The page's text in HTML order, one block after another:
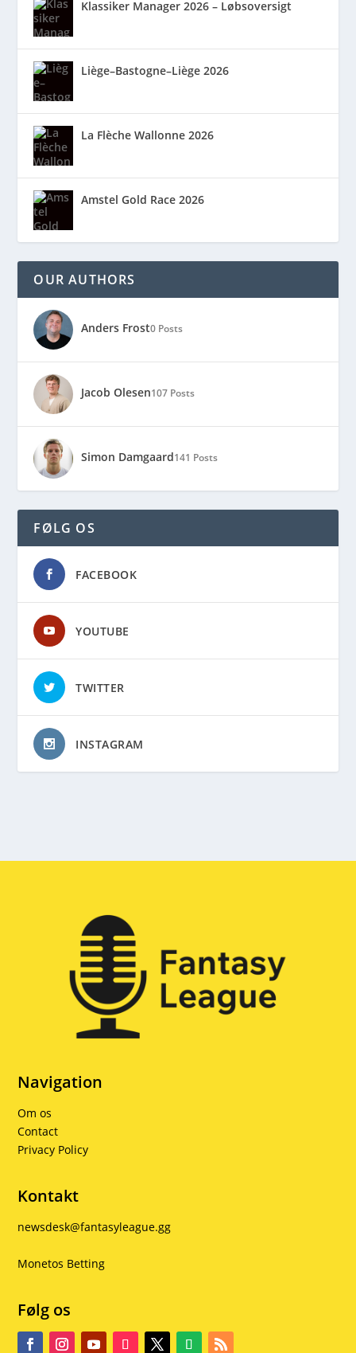
Klassiker Manager 2026 – Løbsoversigt
Liège–Bastogne–Liège 2026
La Flèche Wallonne 2026
Amstel Gold Race 2026
OUR AUTHORS
Anders Frost0 Posts
Jacob Olesen107 Posts
Simon Damgaard141 Posts
FØLG OS
FACEBOOK
YOUTUBE
TWITTER
INSTAGRAM
Navigation
Om os
Contact
Privacy Policy
Kontakt
newsdesk@fantasyleague.gg
Monetos Betting
Følg os